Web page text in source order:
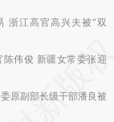
浙江高官高兴夫被“双
伟俊 新疆女常委张迎
原副部长级干部潘良被